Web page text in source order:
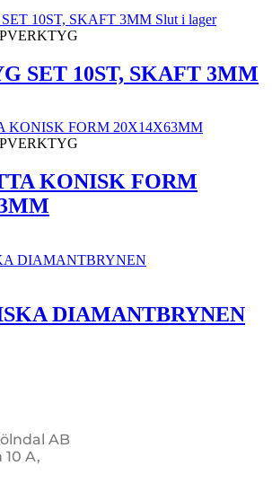
Slut i lager
SET 10ST, SKAFT 3MM
KONISK FORM
DIAMANTBRYNEN
AB
A,